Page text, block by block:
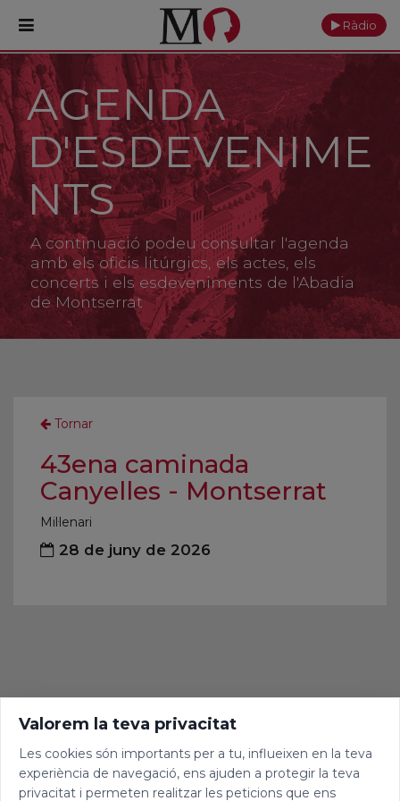
PORTADA
Monestir
Cultura
Actualitat
Fundació
Visita'ns
Ofrenes
Ràdio
AGENDA
D'ESDEVENIME
NTS
A continuació podeu consultar l'agenda
amb els oficis litúrgics, els actes, els
concerts i els esdeveniments de l'Abadia
de Montserrat
Tornar
43ena caminada
Canyelles - Montserrat
Mil·lenari
28 de juny de 2026
Valorem la teva privacitat
Les cookies són importants per a tu, influeixen en la teva
experiència de navegació, ens ajuden a protegir la teva
privacitat i permeten realitzar les peticions que ens